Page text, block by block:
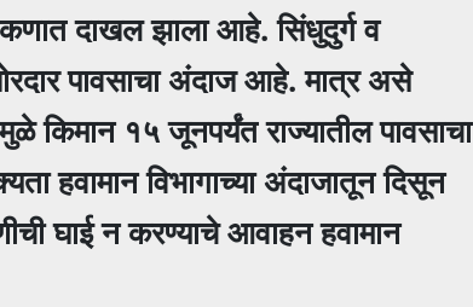
दाखल झाला आहे. सिंधुदुर्ग व
पावसाचा अंदाज आहे. मात्र असे
किमान १५ जूनपर्यंत राज्यातील पावसाचा
हवामान विभागाच्या अंदाजातून दिसून
घाई न करण्याचे आवाहन हवामान